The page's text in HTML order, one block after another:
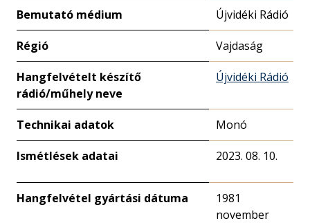
Bemutató médium Újvidéki Rádió
Régió Vajdaság
Hangfelvételt készítő
rádió/műhely neve
Újvidéki Rádió
Technikai adatok Monó
Ismétlések adatai 2023. 08. 10.
Hangfelvétel gyártási dátuma
1981
november